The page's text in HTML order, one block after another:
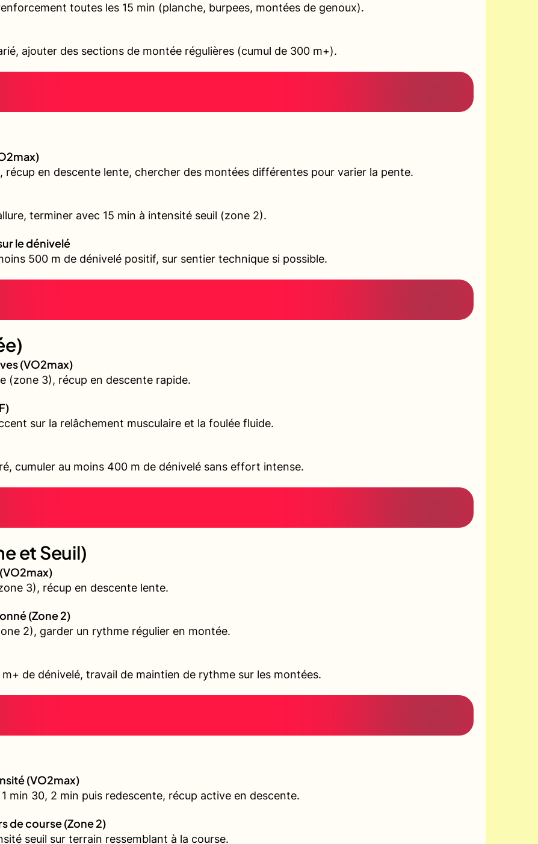
toutes les 15 min (planche, burpees, montées de genoux).
ajouter des sections de montée régulières (cumul de 300 m+).
récup en descente lente, chercher des montées différentes pour varier la pente.
terminer avec 15 min à intensité seuil (zone 2).
le dénivelé
500 m de dénivelé positif, sur sentier technique si possible.
(VO2max)
(zone 3), récup en descente rapide.
sur la relâchement musculaire et la foulée fluide.
cumuler au moins 400 m de dénivelé sans effort intense.
et Seuil)
3), récup en descente lente.
(Zone 2)
2), garder un rythme régulier en montée.
de dénivelé, travail de maintien de rythme sur les montées.
(VO2max)
min 30, 2 min puis redescente, récup active en descente.
de course (Zone 2)
seuil sur terrain ressemblant à la course.